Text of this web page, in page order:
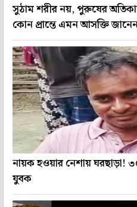
সুঠাম শরীর নয়, পুরুষের অতিকায়
কোন প্রান্তে এমন আসক্তি
নায়ক হওয়ার নেশায় ঘরছাড়া!
যুবক